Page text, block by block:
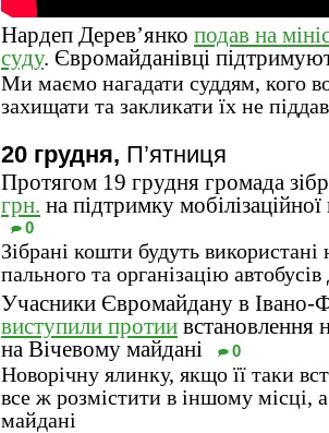
Нардеп Дерев’янко подав на
суду. Євромайданівці
Ми маємо нагадати суддям, кого
захищати та закликати їх не
20 грудня, П’ятниця
Протягом 19 грудня громада
грн. на підтримку
0
Зібрані кошти будуть
пального та організацію
Учасники Євромайдану в Івано-
виступили протии встановлення
на Вічевому майдані
0
Новорічну ялинку, якщо її таки
все ж розмістити в іншому місці,
майдані